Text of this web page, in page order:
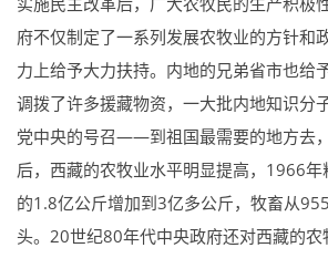
府不仅制定了一系列发展农牧业的方针和
力上给予大力扶持。内地的兄弟省市也给
调拨了许多援藏物资，一大批内地知识分
党中央的号召——到祖国最需要的地方去
后，西藏的农牧业水平明显提高，1966
的1.8亿公斤增加到3亿多公斤，牧畜从
头。20世纪80年代中央政府还对西藏的